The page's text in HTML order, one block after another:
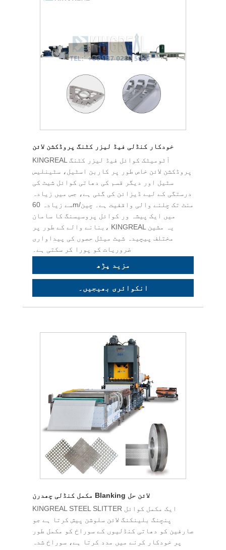
خودکار کنڈلی فیڈ لیزر کٹنگ پروڈکشن لائن
KINGREAL آٹومیٹک کوائل فیڈ لیزر کٹنگ
پروڈکشن لائن خاص طور پر کاربن اسٹیل، سٹینلیس
سٹیل اور دیگر قسم کی دھاتی کوائل شیٹ کی
درستگی کے لیے ڈیزائن کی گئی ہے، جس میں زیادہ
سے زیادہ 60m/منٹ تک چلنے والی واقفیت ہے۔ چین
میں ایک پیشہ ور کوائل پروسیسنگ کا سامان
بنانے والے کے طور پر، KINGREAL یہ مشین
مختلف پیچیدہ شیٹ میٹل حصوں کی پیداواری
ضروریات کو پورا کر سکتی ہے۔
مزید پڑھ
انکوائری بھیجیں۔
مکمل کنڈلی چھدرن Blanking لائن حل
KINGREAL STEEL SLITTER ایک مکمل کوائل
پنچنگ بلینکنگ لائن سلوشن پیش کرتا ہے جو
صارفین کو دھاتی کنڈلیوں کے سوراخ کو مکمل طور
پر خودکار کرنے میں مدد کرتا ہے، سوراخ شدہ